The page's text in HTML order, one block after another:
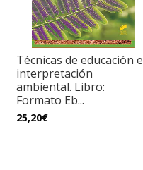
Técnicas de educación e
interpretación
ambiental. Libro:
Formato Eb...
25,20€